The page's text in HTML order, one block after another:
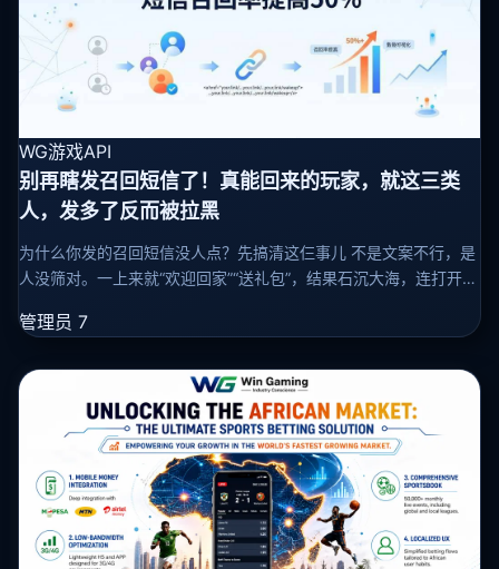
WG游戏API
别再瞎发召回短信了！真能回来的玩家，就这三类
人，发多了反而被拉黑
为什么你发的召回短信没人点？先搞清这仨事儿 不是文案不行，是
人没筛对。一上来就“欢迎回家”“送礼包”，结果石沉大海，连打开率
管理员 7